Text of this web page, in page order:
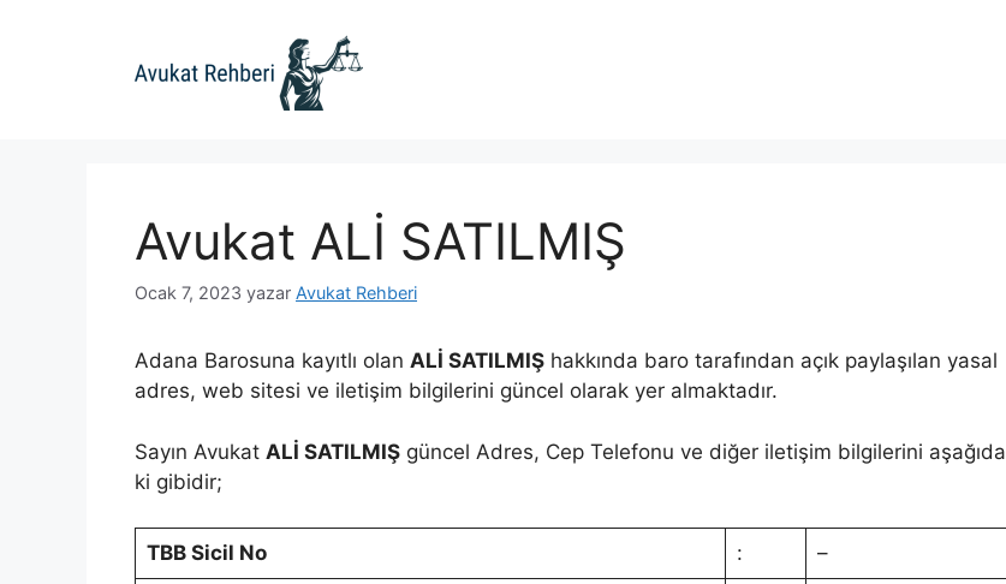
Avukat ALİ SATILMIŞ
Ocak 7, 2023 yazar Avukat Rehberi
Adana Barosuna kayıtlı olan ALİ SATILMIŞ hakkında baro tarafından açık paylaşılan yasal
adres, web sitesi ve iletişim bilgilerini güncel olarak yer almaktadır.
Sayın Avukat ALİ SATILMIŞ güncel Adres, Cep Telefonu ve diğer iletişim bilgilerini aşağıda
ki gibidir;
TBB Sicil No : –